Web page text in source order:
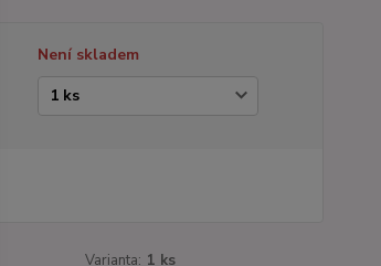
Není skladem
Varianta: 1 ks